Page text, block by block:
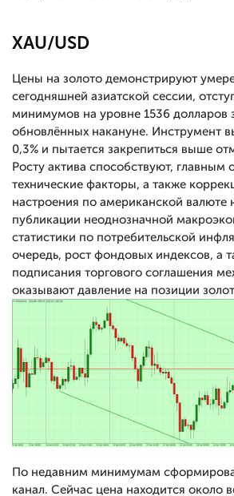
XAU/USD
Цены на золото демонстрируют
сегодняшней азиатской сессии,
минимумов на уровне 1536 долларов
обновлённых накануне. Инструмент
0,3% и пытается закрепиться выше
Росту актива способствуют, главным
технические факторы, а также
настроения по американской валюте
публикации неоднозначной
статистики по потребительской
очередь, рост фондовых индексов, а
подписания торгового соглашения
оказывают давление на позиции
По недавним минимумам
канал. Сейчас цена находится около